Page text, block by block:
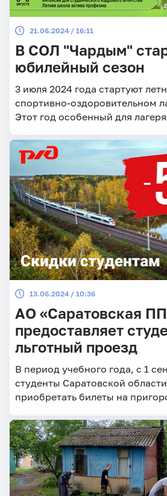
21.06.2024 / 16:11
В СОЛ "Чардым"
юбилейный сезон
3 июля 2024 года стартуют
спортивно-оздоровительном
Этот год особенный для
13.06.2024 / 10:36
АО «Саратовская
предоставляет
льготный проезд
В период учебного года, с 1
студенты Саратовской
приобретать билеты на